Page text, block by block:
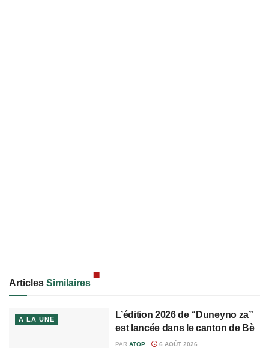
Articles Similaires
A LA UNE
L’édition 2026 de “Duneyno za”
est lancée dans le canton de Bè
PAR ATOP 6 AOÛT 2026